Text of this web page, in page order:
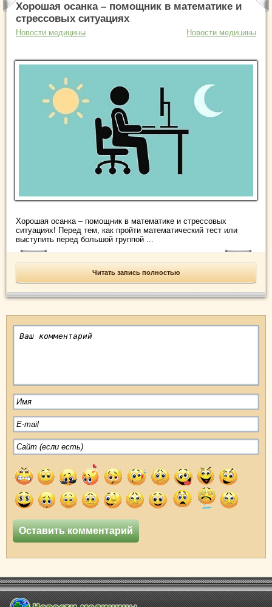
Хорошая осанка – помощник в математике и
стрессовых ситуациях
Новости медицины Новости медицины
Хорошая осанка – помощник в математике и стрессовых
ситуациях! Перед тем, как пройти математический тест или
выступить перед большой группой ...
Читать запись полностью